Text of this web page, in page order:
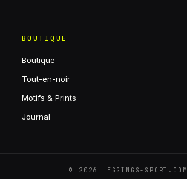
BOUTIQUE
Boutique
Tout-en-noir
Motifs & Prints
Journal
© 2026 LEGGINGS-SPORT.COM